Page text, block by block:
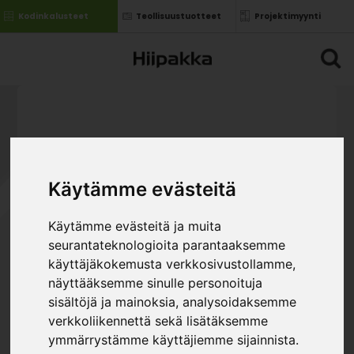
Käytämme evästeitä
Käytämme evästeitä ja muita
seurantateknologioita parantaaksemme
käyttäjäkokemusta verkkosivustollamme,
näyttääksemme sinulle personoituja
sisältöjä ja mainoksia, analysoidaksemme
verkkoliikennettä sekä lisätäksemme
ymmärrystämme käyttäjiemme sijainnista.
Kodinkalusteet Teollisuustuotteet Projektimyynti